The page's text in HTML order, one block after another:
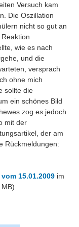
Versuch kam
Die Oszillation
nicht so gut an
wie es nach
und die
versprach
ohne mich
sollte die
ein schönes Bild
zog es jedoch
mit der
der am
Rückmeldungen:
15.01.2009 im